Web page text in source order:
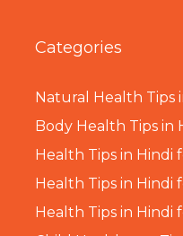
Categories
Natural Health Tips
Body Health Tips in
Health Tips in Hindi
Health Tips in Hindi
Health Tips in Hindi